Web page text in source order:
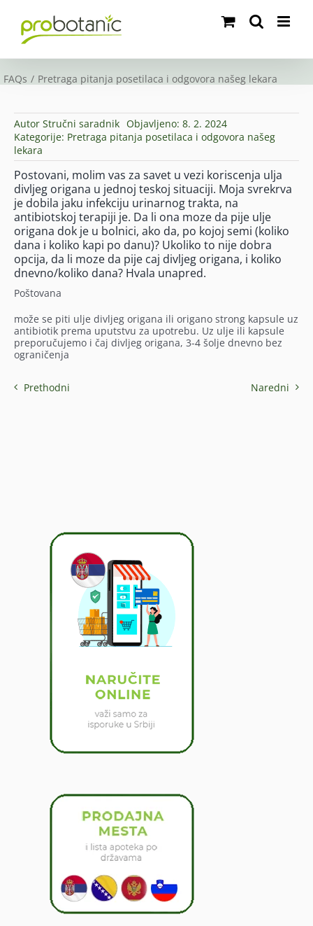
content
FAQs Pretraga pitanja posetilaca i odgovora našeg lekara
Autor Stručni saradnik Objavljeno: 8. 2. 2024
Kategorije: Pretraga pitanja posetilaca i odgovora našeg
lekara
Postovani, molim vas za savet u vezi koriscenja ulja
divljeg origana u jednoj teskoj situaciji. Moja svrekrva
je dobila jaku infekciju urinarnog trakta, na
antibiotskoj terapiji je. Da li ona moze da pije ulje
origana dok je u bolnici, ako da, po kojoj semi (koliko
dana i koliko kapi po danu)? Ukoliko to nije dobra
opcija, da li moze da pije caj divljeg origana, i koliko
dnevno/koliko dana? Hvala unapred.
Poštovana
može se piti ulje divljeg origana ili origano strong kapsule uz
antibiotik prema uputstvu za upotrebu. Uz ulje ili kapsule
preporučujemo i čaj divljeg origana, 3-4 šolje dnevno bez
ograničenja
Prethodni Naredni